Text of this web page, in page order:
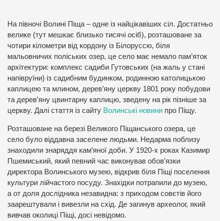
На півночі Волині Піща – одне із найцікавіших сіл. Достатньо
велике (тут мешкає близько тисячі осіб), розташоване за
чотири кілометри від кордону із Білоруссю, біля
мальовничих поліських озер, це село має немало пам’яток
архітектури: комплекс садиби Гутовських (на жаль у стані
напівруїни) із садибним будинком, родинною католицькою
каплицею та млином, дерев’яну церкву 1801 року побудови
та дерев’яну цвинтарну каплицю, зведену на рік пізніше за
церкву. Далі стаття із сайту Волинські новини про Піщу.
Розташоване на березі Великого Піщанського озера, це
село було віддавна заселене людьми. Недарма поблизу
знаходили знаряддя кам’яної доби. У 1920-х роках Казимир
Пшемиський, який певний час виконував обов’язки
директора Волинського музею, відкрив біля Піщі поселення
культури лійчастого посуду. Знахідки потрапили до музею,
а от доля дослідника незавидна: з приходом совєтів його
заарештували і вивезли на схід. Де загинув археолог, який
вивчав околиці Піщі, досі невідомо.